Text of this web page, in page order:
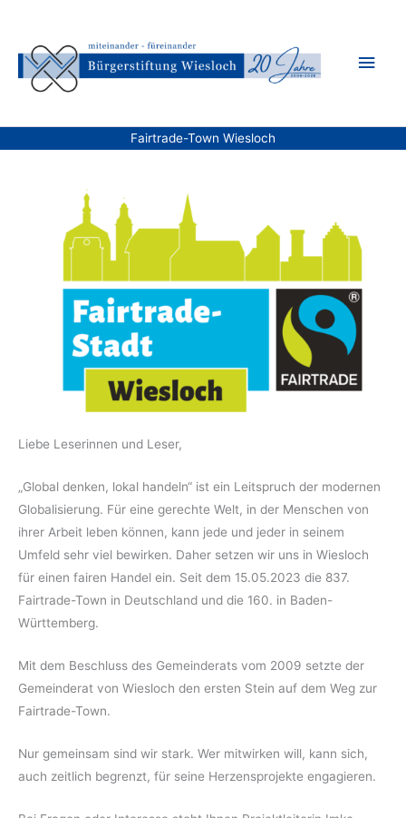
springen
Fairtrade-Town Wiesloch
Liebe Leserinnen und Leser,
„Global denken, lokal handeln“ ist ein Leitspruch der modernen
Globalisierung. Für eine gerechte Welt, in der Menschen von
ihrer Arbeit leben können, kann jede und jeder in seinem
Umfeld sehr viel bewirken. Daher setzen wir uns in Wiesloch
für einen fairen Handel ein. Seit dem 15.05.2023 die 837.
Fairtrade-Town in Deutschland und die 160. in Baden-
Württemberg.
Mit dem Beschluss des Gemeinderats vom 2009 setzte der
Gemeinderat von Wiesloch den ersten Stein auf dem Weg zur
Fairtrade-Town.
Nur gemeinsam sind wir stark. Wer mitwirken will, kann sich,
auch zeitlich begrenzt, für seine Herzensprojekte engagieren.